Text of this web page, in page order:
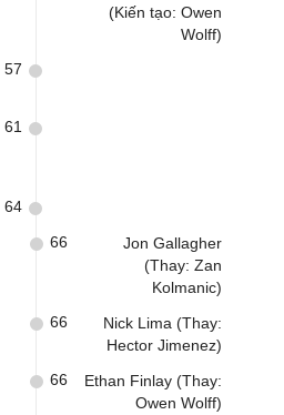
(Kiến tạo: Owen
Wolff)
57
61
64
Jon Gallagher
(Thay: Zan
Kolmanic)
66
Nick Lima (Thay:
Hector Jimenez)
66
Ethan Finlay (Thay:
Owen Wolff)
66